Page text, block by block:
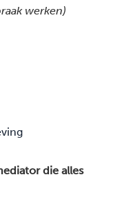
werken)
die alles